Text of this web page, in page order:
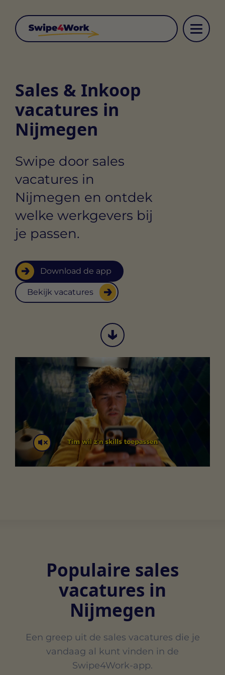
Sales & Inkoop
vacatures in
Nijmegen
Swipe door sales
vacatures in
Nijmegen en ontdek
welke werkgevers bij
je passen.
Download de app
Bekijk vacatures
Populaire sales
vacatures in
Nijmegen
Een greep uit de sales vacatures die je
vandaag al kunt vinden in de
Swipe4Work-app.